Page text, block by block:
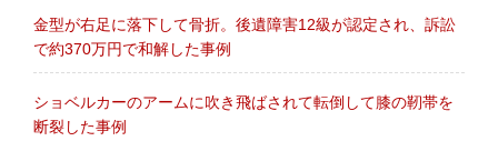
金型が右足に落下して骨折。後遺障害12級が認定され、訴訟
で約370万円で和解した事例
ショベルカーのアームに吹き飛ばされて転倒して膝の靭帯を
断裂した事例